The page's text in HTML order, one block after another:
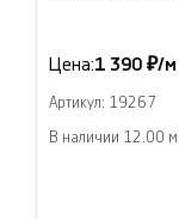
Цена:1 390 ₽/м
Артикул: 19267
В наличии 12.00 м